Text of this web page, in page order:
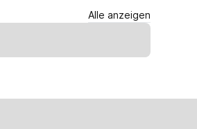
Alle anzeigen